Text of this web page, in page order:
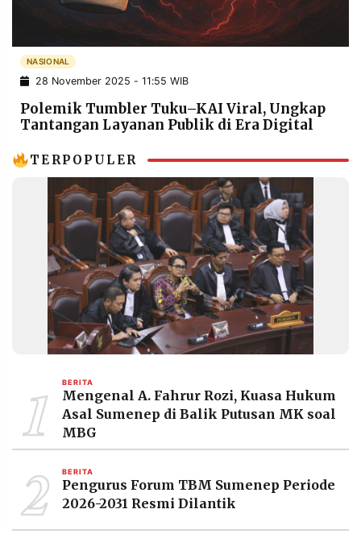
WARGA
INFORMASI
IKLAN
KIRIM
PENGADUAN TERM
OF
SERVICE
IKUTI
RESOLUSI
PRAMUDITA
2026
PT.
MEDIA
NASIONAL
28 November 2025 - 11:55 WIB
Polemik Tumbler Tuku–KAI Viral, Ungkap
Tantangan Layanan Publik di Era Digital
TERPOPULER
1 BERITA
Mengenal A. Fahrur Rozi, Kuasa Hukum
Asal Sumenep di Balik Putusan MK soal
MBG
2 BERITA
Pengurus Forum TBM Sumenep Periode
2026-2031 Resmi Dilantik